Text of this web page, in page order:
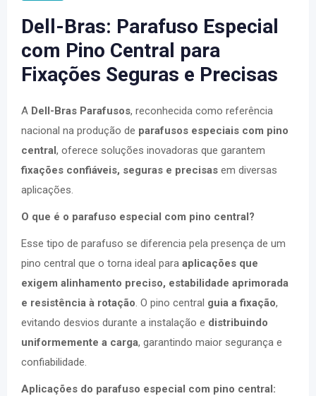
Dell-Bras: Parafuso Especial
com Pino Central para
Fixações Seguras e Precisas
A Dell-Bras Parafusos, reconhecida como referência
nacional na produção de parafusos especiais com pino
central, oferece soluções inovadoras que garantem
fixações confiáveis, seguras e precisas em diversas
aplicações.
O que é o parafuso especial com pino central?
Esse tipo de parafuso se diferencia pela presença de um
pino central que o torna ideal para aplicações que
exigem alinhamento preciso, estabilidade aprimorada
e resistência à rotação. O pino central guia a fixação,
evitando desvios durante a instalação e distribuindo
uniformemente a carga, garantindo maior segurança e
confiabilidade.
Aplicações do parafuso especial com pino central: